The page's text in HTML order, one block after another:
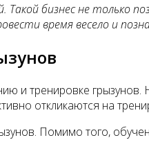
бизнес не только
время весело и
и тренировке
откликаются на
Помимо того,